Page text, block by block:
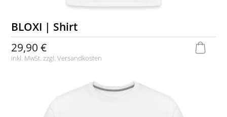
BLOXI | Shirt
29,90 €
inkl. MwSt. zzgl.Versandkosten